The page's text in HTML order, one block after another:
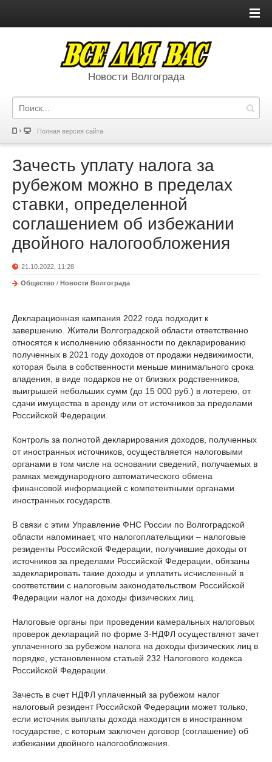
Новости Волгограда
Полная версия сайта
Зачесть уплату налога за
рубежом можно в пределах
ставки, определенной
соглашением об избежании
двойного налогообложения
21.10.2022, 11:28
Общество / Новости Волгограда
Декларационная кампания 2022 года подходит к
завершению. Жители Волгоградской области ответственно
относятся к исполнению обязанности по декларированию
полученных в 2021 году доходов от продажи недвижимости,
которая была в собственности меньше минимального срока
владения, в виде подарков не от близких родственников,
выигрышей небольших сумм (до 15 000 руб.) в лотерею, от
сдачи имущества в аренду или от источников за пределами
Российской Федерации.
Контроль за полнотой декларирования доходов, полученных
от иностранных источников, осуществляется налоговыми
органами в том числе на основании сведений, получаемых в
рамках международного автоматического обмена
финансовой информацией с компетентными органами
иностранных государств.
В связи с этим Управление ФНС России по Волгоградской
области напоминает, что налогоплательщики – налоговые
резиденты Российской Федерации, получившие доходы от
источников за пределами Российской Федерации, обязаны
задекларировать такие доходы и уплатить исчисленный в
соответствии с налоговым законодательством Российской
Федерации налог на доходы физических лиц.
Налоговые органы при проведении камеральных налоговых
проверок деклараций по форме 3-НДФЛ осуществляют зачет
уплаченного за рубежом налога на доходы физических лиц в
порядке, установленном статьей 232 Налогового кодекса
Российской Федерации.
Зачесть в счет НДФЛ уплаченный за рубежом налог
налоговый резидент Российской Федерации может только,
если источник выплаты дохода находится в иностранном
государстве, с которым заключен договор (соглашение) об
избежании двойного налогообложения.